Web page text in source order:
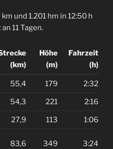
und 1.201 hm in 12:50 h
11 Tagen.
(km)
Höhe
(m)
Fahrzeit
(h)
55,4 179 2:32
54,3 221 2:16
27,9 113 1:06
83,6 349 3:24